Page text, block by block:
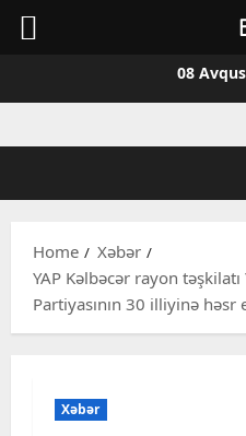
08
Home
Xəbər
YAP Kəlbəcər rayon
Partiyasının 30 illiyinə həsr
Xəbər